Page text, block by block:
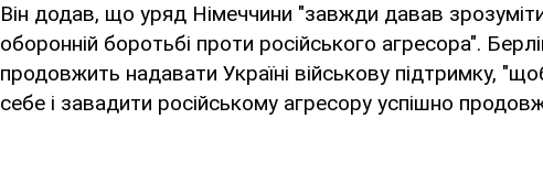
Він додав, що уряд Німеччини "завжди давав
оборонній боротьбі проти російського агресора".
продовжить надавати Україні військову підтримку,
себе і завадити російському агресору успішно